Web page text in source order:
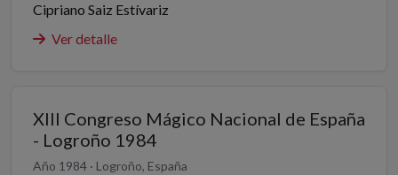
Cipriano Saiz Estívariz
Ver detalle
XIII Congreso Mágico Nacional de España
- Logroño 1984
Año 1984 · Logroño, España